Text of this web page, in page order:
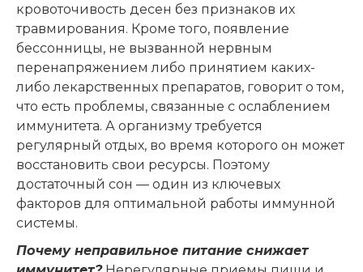
кровоточивость десен без признаков их
травмирования. Кроме того, появление
бессонницы, не вызванной нервным
перенапряжением либо принятием каких-
либо лекарственных препаратов, говорит о том,
что есть проблемы, связанные с ослаблением
иммунитета. А организму требуется
регулярный отдых, во время которого он может
восстановить свои ресурсы. Поэтому
достаточный сон — один из ключевых
факторов для оптимальной работы иммунной
системы.
Почему неправильное питание снижает